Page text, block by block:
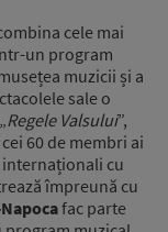
cele mai
un program
muzicii și a
sale o
Regele Valsului”,
60 de membri ai
cu
împreună cu
fac parte